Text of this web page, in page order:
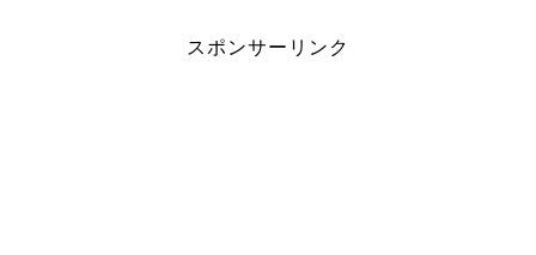
スポンサーリンク